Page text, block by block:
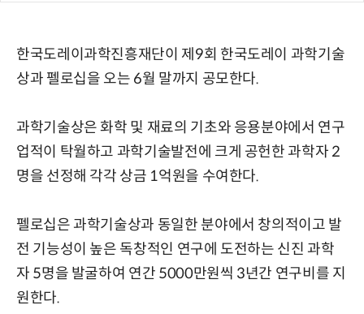
한국도레이과학진흥재단이 제9회 한국도레이 과학기술
상과 펠로십을 오는 6월 말까지 공모한다.
과학기술상은 화학 및 재료의 기초와 응용분야에서 연구
업적이 탁월하고 과학기술발전에 크게 공헌한 과학자 2
명을 선정해 각각 상금 1억원을 수여한다.
펠로십은 과학기술상과 동일한 분야에서 창의적이고 발
전 기능성이 높은 독창적인 연구에 도전하는 신진 과학
자 5명을 발굴하여 연간 5000만원씩 3년간 연구비를 지
원한다.